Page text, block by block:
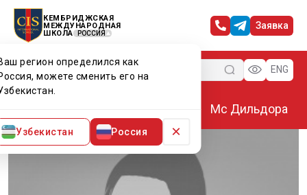
КЕМБРИДЖСКАЯ
МЕЖДУНАРОДНАЯ
ШКОЛА
РОССИЯ
регион определился как
можете сменить его на
Узбекистан Россия ×
Заявка
Меню ENG
Мс Дильдора